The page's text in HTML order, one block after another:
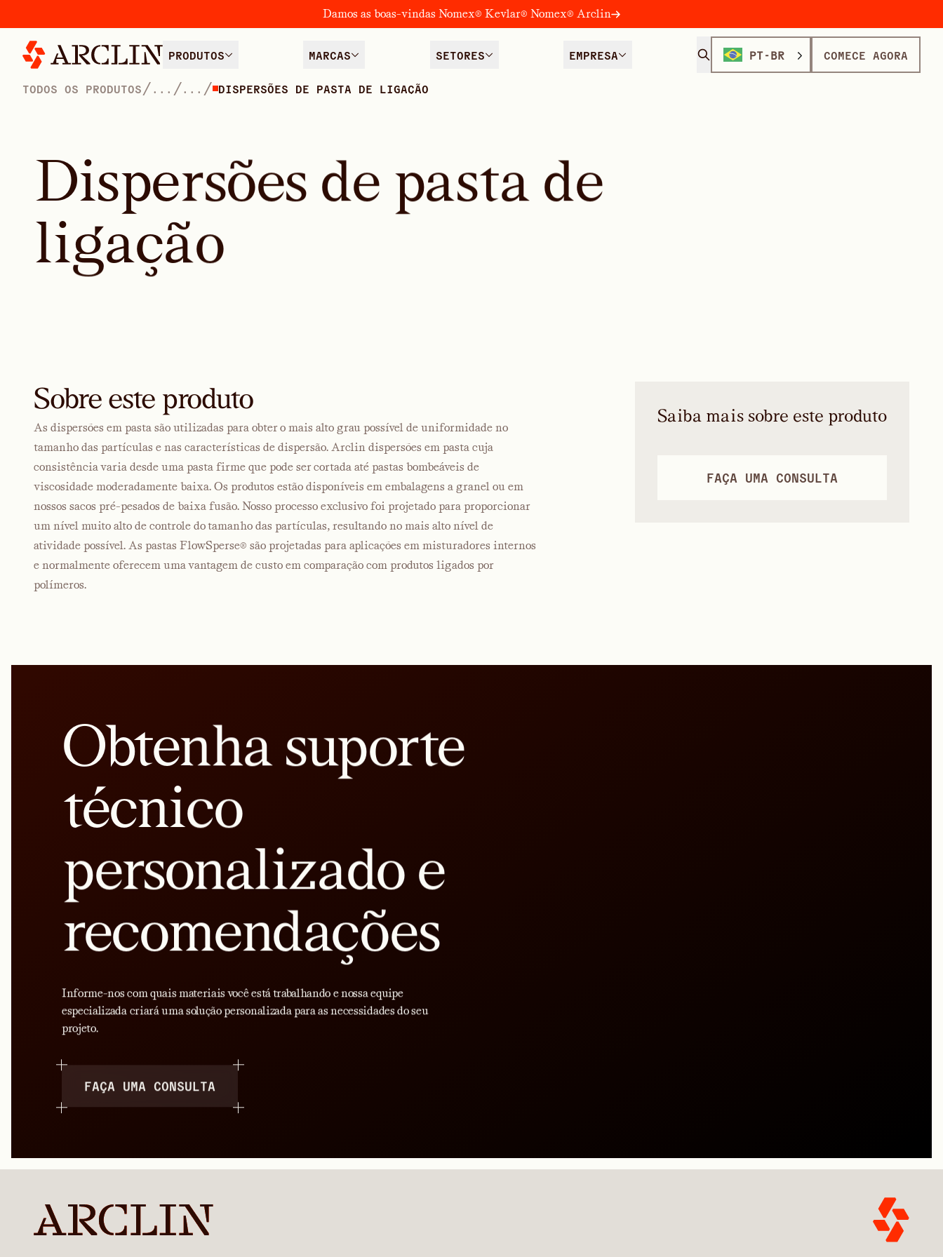
Damos as boas-vindas Nomex® Kevlar® Nomex® Arclin
PRODUTOS MARCAS SETORES EMPRESA PT-BR COMECE AGORA
TODOS OS PRODUTOS / ... /... / DISPERSÕES DE PASTA DE LIGAÇÃO
Dispersões de pasta de
ligação
Sobre este produto
As dispersões em pasta são utilizadas para obter o mais alto grau possível de uniformidade no
tamanho das partículas e nas características de dispersão. Arclin dispersões em pasta cuja
consistência varia desde uma pasta firme que pode ser cortada até pastas bombeáveis de
viscosidade moderadamente baixa. Os produtos estão disponíveis em embalagens a granel ou em
nossos sacos pré-pesados de baixa fusão. Nosso processo exclusivo foi projetado para proporcionar
um nível muito alto de controle do tamanho das partículas, resultando no mais alto nível de
atividade possível. As pastas FlowSperse® são projetadas para aplicações em misturadores internos
e normalmente oferecem uma vantagem de custo em comparação com produtos ligados por
polímeros.
Saiba mais sobre este produto
FAÇA UMA CONSULTA
Obtenha suporte
técnico
personalizado e
recomendações
Informe-nos com quais materiais você está trabalhando e nossa equipe
especializada criará uma solução personalizada para as necessidades do seu
projeto.
FAÇA UMA CONSULTA